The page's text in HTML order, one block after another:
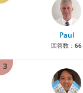
Paul
回答数： 66
3